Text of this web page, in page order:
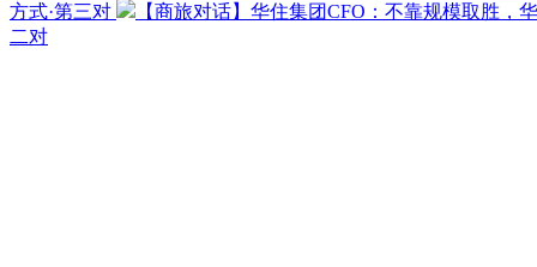
方式·第三对
【商旅对话】华住集团CFO：不靠规模取胜，
二对